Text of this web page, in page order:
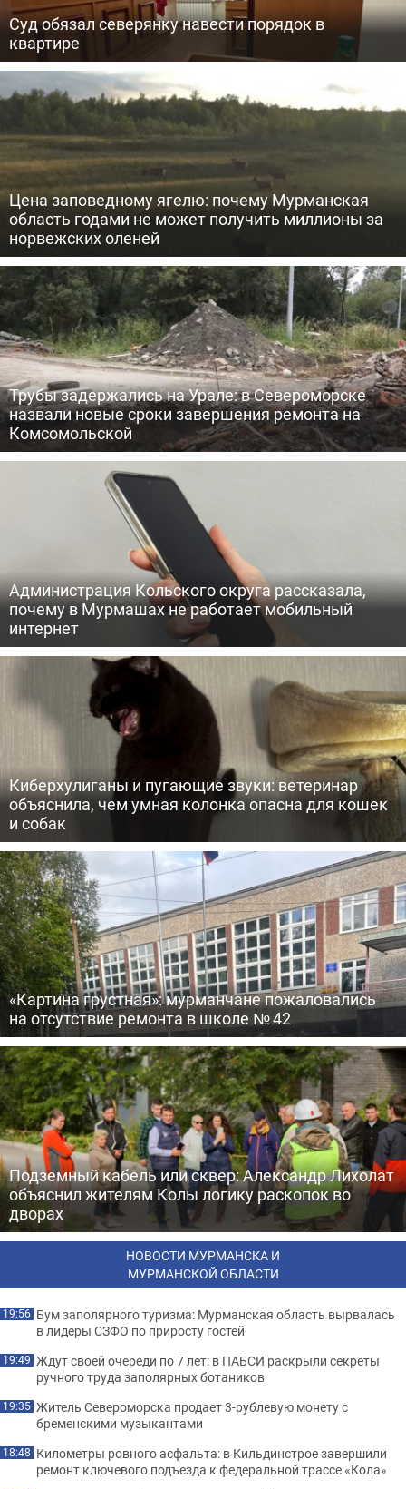
Суд обязал северянку навести порядок в
квартире
Цена заповедному ягелю: почему Мурманская
область годами не может получить миллионы за
норвежских оленей
Трубы задержались на Урале: в Североморске
назвали новые сроки завершения ремонта на
Комсомольской
Администрация Кольского округа рассказала,
почему в Мурмашах не работает мобильный
интернет
Киберхулиганы и пугающие звуки: ветеринар
объяснила, чем умная колонка опасна для кошек
и собак
«Картина грустная»: мурманчане пожаловались
на отсутствие ремонта в школе № 42
Подземный кабель или сквер: Александр Лихолат
объяснил жителям Колы логику раскопок во
дворах
НОВОСТИ МУРМАНСКА И
МУРМАНСКОЙ ОБЛАСТИ
19:56 Бум заполярного туризма: Мурманская область вырвалась
в лидеры СЗФО по приросту гостей
19:49 Ждут своей очереди по 7 лет: в ПАБСИ раскрыли секреты
ручного труда заполярных ботаников
19:35 Житель Североморска продает 3-рублевую монету с
бременскими музыкантами
18:48 Километры ровного асфальта: в Кильдинстрое завершили
ремонт ключевого подъезда к федеральной трассе «Кола»